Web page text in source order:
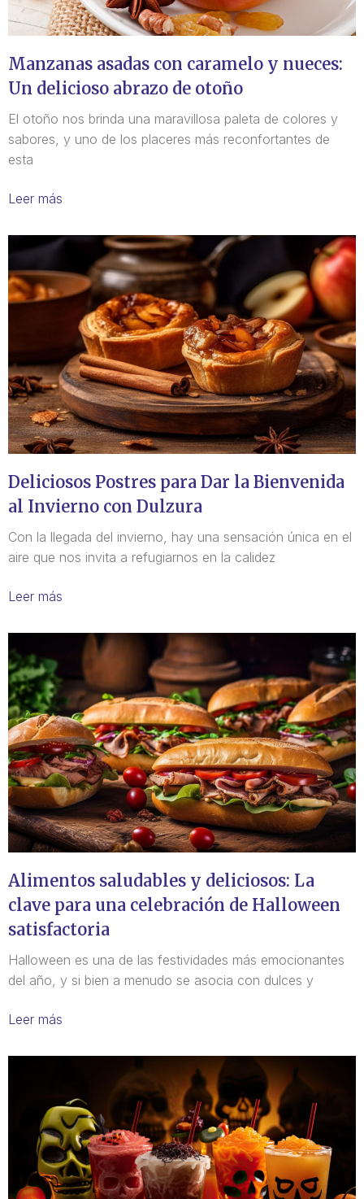
Manzanas asadas con caramelo y nueces:
Un delicioso abrazo de otoño
El otoño nos brinda una maravillosa paleta de colores y
sabores, y uno de los placeres más reconfortantes de
esta
Leer más
Deliciosos Postres para Dar la Bienvenida
al Invierno con Dulzura
Con la llegada del invierno, hay una sensación única en el
aire que nos invita a refugiarnos en la calidez
Leer más
Alimentos saludables y deliciosos: La
clave para una celebración de Halloween
satisfactoria
Halloween es una de las festividades más emocionantes
del año, y si bien a menudo se asocia con dulces y
Leer más